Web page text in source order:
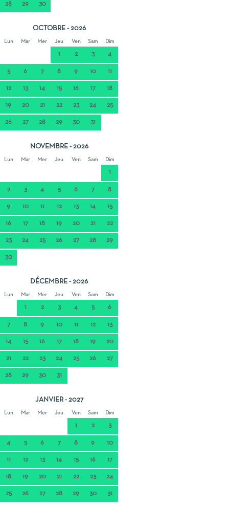
28 29 30
OCTOBRE - 2026
Lun Mar Mer Jeu Ven Sam Dim
1 2 3 4
5 6 7 8 9 10 11
12 13 14 15 16 17 18
19 20 21 22 23 24 25
26 27 28 29 30 31
NOVEMBRE - 2026
Lun Mar Mer Jeu Ven Sam Dim
1
2 3 4 5 6 7 8
9 10 11 12 13 14 15
16 17 18 19 20 21 22
23 24 25 26 27 28 29
30
DÉCEMBRE - 2026
Lun Mar Mer Jeu Ven Sam Dim
1 2 3 4 5 6
7 8 9 10 11 12 13
14 15 16 17 18 19 20
21 22 23 24 25 26 27
28 29 30 31
JANVIER - 2027
Lun Mar Mer Jeu Ven Sam Dim
1 2 3
4 5 6 7 8 9 10
11 12 13 14 15 16 17
18 19 20 21 22 23 24
25 26 27 28 29 30 31